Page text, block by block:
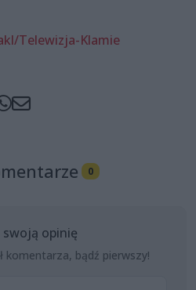
Telewizja-Klamie
0
swoją opinię
komentarza, bądź pierwszy!